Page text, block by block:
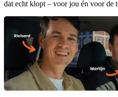
dat echt klopt – voor jou én voor de